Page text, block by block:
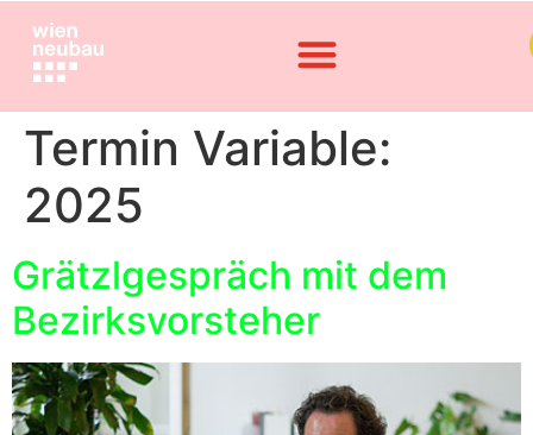
Termin Variable:
2025
Grätzlgespräch mit dem
Bezirksvorsteher